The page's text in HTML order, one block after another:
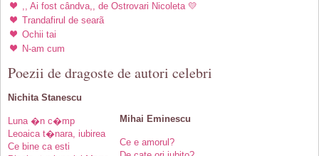
,, Ai fost cândva,, de Ostrovari Nicoleta 💛
Trandafirul de searã
Ochii tai
N-am cum
Poezii de dragoste de autori celebri
Nichita Stanescu
Luna �n c�mp
Leoaica t�nara, iubirea
Ce bine ca esti
Mihai Eminescu
Ce e amorul?